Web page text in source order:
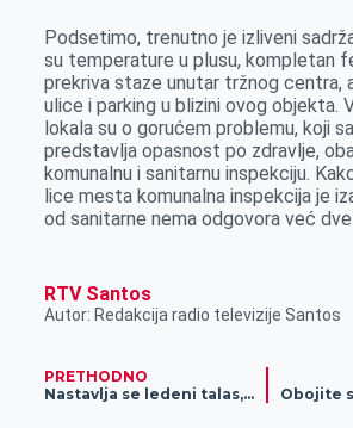
Podsetimo, trenutno je izliveni
su temperature u plusu, kompletan
prekriva staze unutar tržnog centra,
ulice i parking u blizini ovog objekta.
lokala su o gorućem problemu, koji
predstavlja opasnost po zdravlje,
komunalnu i sanitarnu inspekciju.
lice mesta komunalna inspekcija je
od sanitarne nema odgovora već
RTV Santos
Autor: Redakcija radio televizije Santos
PRETHODNO
Nastavlja se ledeni talas, i danas temperature u debelom minusu